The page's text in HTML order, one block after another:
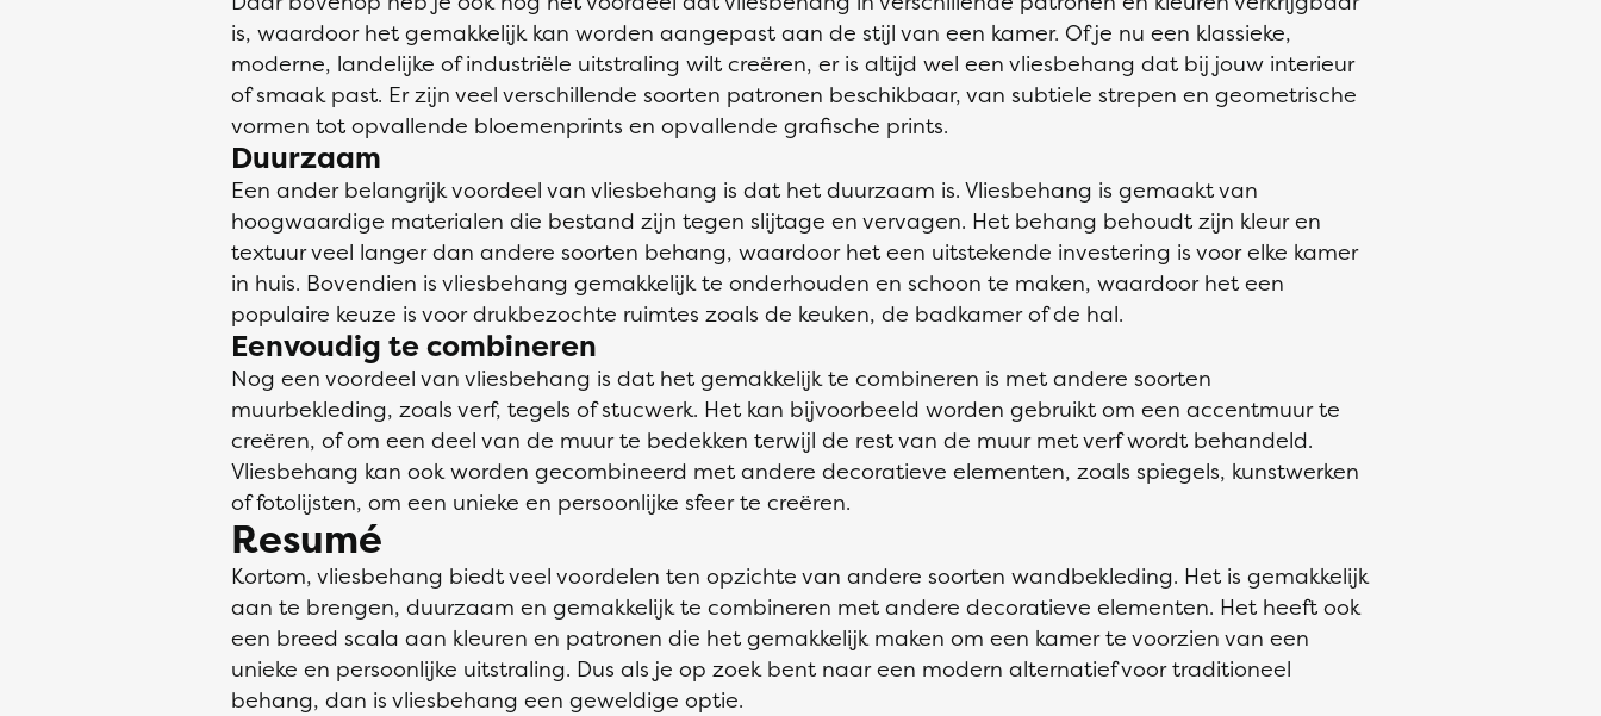
is, waardoor het gemakkelijk kan worden aangepast aan de stijl van een kamer. Of je nu een klassieke,
moderne, landelijke of industriële uitstraling wilt creëren, er is altijd wel een vliesbehang dat bij jouw interieur
of smaak past. Er zijn veel verschillende soorten patronen beschikbaar, van subtiele strepen en geometrische
vormen tot opvallende bloemenprints en opvallende grafische prints.
Duurzaam
Een ander belangrijk voordeel van vliesbehang is dat het duurzaam is. Vliesbehang is gemaakt van
hoogwaardige materialen die bestand zijn tegen slijtage en vervagen. Het behang behoudt zijn kleur en
textuur veel langer dan andere soorten behang, waardoor het een uitstekende investering is voor elke kamer
in huis. Bovendien is vliesbehang gemakkelijk te onderhouden en schoon te maken, waardoor het een
populaire keuze is voor drukbezochte ruimtes zoals de keuken, de badkamer of de hal.
Eenvoudig te combineren
Nog een voordeel van vliesbehang is dat het gemakkelijk te combineren is met andere soorten
muurbekleding, zoals verf, tegels of stucwerk. Het kan bijvoorbeeld worden gebruikt om een accentmuur te
creëren, of om een deel van de muur te bedekken terwijl de rest van de muur met verf wordt behandeld.
Vliesbehang kan ook worden gecombineerd met andere decoratieve elementen, zoals spiegels, kunstwerken
of fotolijsten, om een unieke en persoonlijke sfeer te creëren.
Resumé
Kortom, vliesbehang biedt veel voordelen ten opzichte van andere soorten wandbekleding. Het is gemakkelijk
aan te brengen, duurzaam en gemakkelijk te combineren met andere decoratieve elementen. Het heeft ook
een breed scala aan kleuren en patronen die het gemakkelijk maken om een kamer te voorzien van een
unieke en persoonlijke uitstraling. Dus als je op zoek bent naar een modern alternatief voor traditioneel
behang, dan is vliesbehang een geweldige optie.